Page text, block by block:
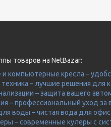
товаров на NetBazar:
компьютерные кресла –
техника – лучшие решения для
– защита вашего
– профессиональный уход за
воды – чистая вода для
– современные кулеры с